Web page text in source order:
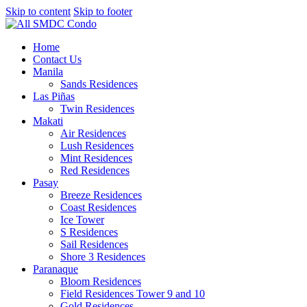
Skip to content Skip to footer
Home
Contact Us
Manila
Sands Residences
Las Piñas
Twin Residences
Makati
Air Residences
Lush Residences
Mint Residences
Red Residences
Pasay
Breeze Residences
Coast Residences
Ice Tower
S Residences
Sail Residences
Shore 3 Residences
Paranaque
Bloom Residences
Field Residences Tower 9 and 10